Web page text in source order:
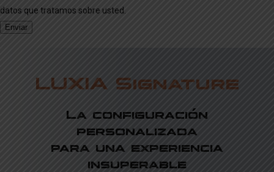
datos que tratamos sobre usted.
LUXIA Signature
La configuración
personalizada
para una experiencia
insuperable